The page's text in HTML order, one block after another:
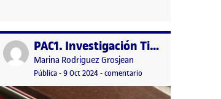
tipográfica
Publicado por PAC1. Investigación Tipográfica
Publicado por
Marina Rodriguez Grosjean
Visibilidad:
Pública-Fecha de publicación
9 Oct 20249 octubre, 2024 1:56 pm
-comentario